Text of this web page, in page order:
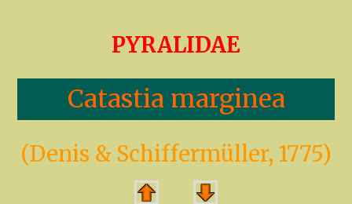
PYRALIDAE
Catastia marginea
(Denis & Schiffermüller, 1775)